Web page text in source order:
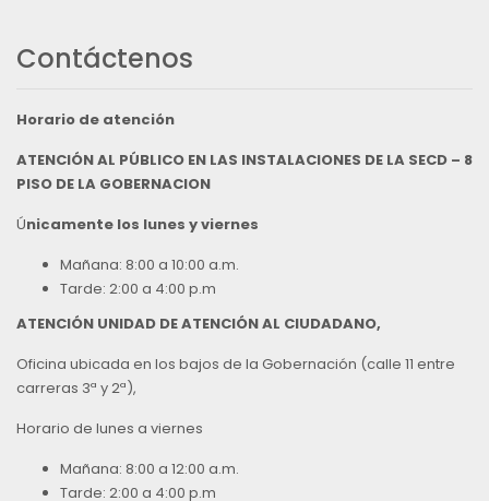
Contáctenos
Horario de atención
ATENCIÓN AL PÚBLICO EN LAS INSTALACIONES DE LA SECD – 8
PISO DE LA GOBERNACION
Únicamente los lunes y viernes
Mañana: 8:00 a 10:00 a.m.
Tarde: 2:00 a 4:00 p.m
ATENCIÓN UNIDAD DE ATENCIÓN AL CIUDADANO,
Oficina ubicada en los bajos de la Gobernación (calle 11 entre
carreras 3ª y 2ª),
Horario de lunes a viernes
Mañana: 8:00 a 12:00 a.m.
Tarde: 2:00 a 4:00 p.m